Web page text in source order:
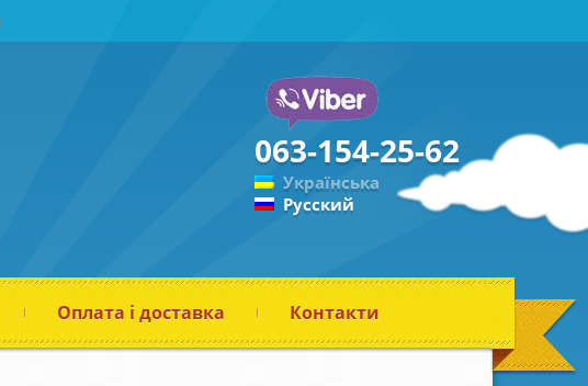
063-154-25-62
Українська
Русский
Оплата і доставка Контакти